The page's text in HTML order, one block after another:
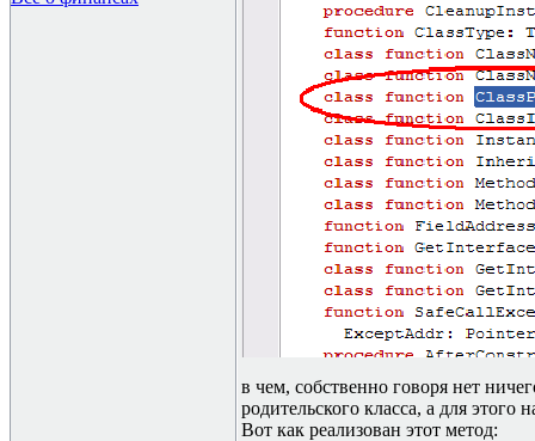
в чем, собственно говоря нет
родительского класса, а для
Вот как реализован этот метод: